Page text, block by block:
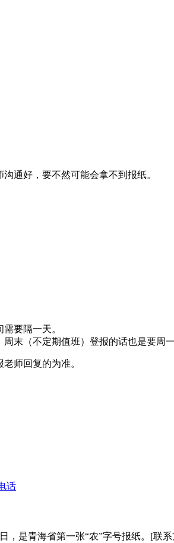
通好，要不然可能会拿不到报纸。
要隔一天。
末（不定期值班）登报的话也是要周
师回复的为准。
话
是青海省第一张“农”字号报纸。[联